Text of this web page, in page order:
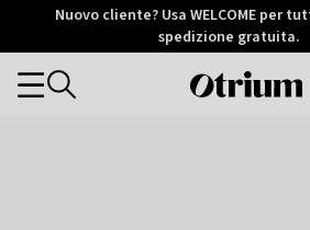
Otrium
Trustpilot
Nuovo cliente? Usa WELCOME per
spedizione gratuita.
Otrium
Categories